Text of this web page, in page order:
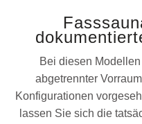
Bei diesen
abgetrennter
Konfigurationen
lassen Sie sich die